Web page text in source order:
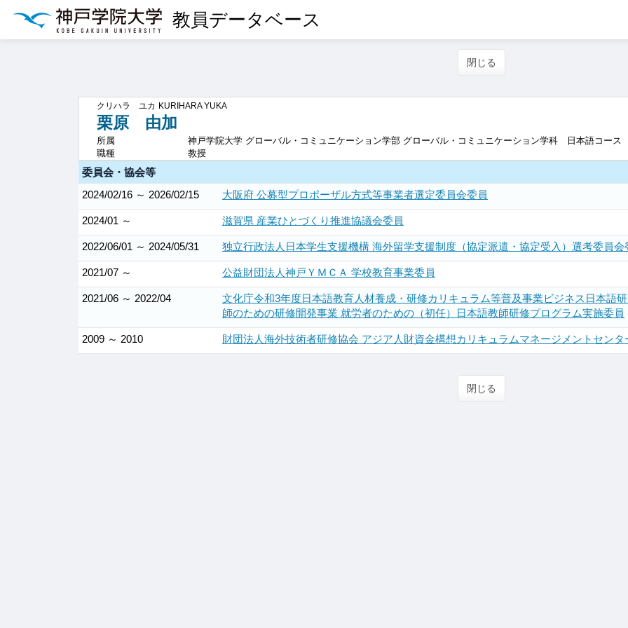
教員データベース
閉じる
クリハラ ユカ KURIHARA YUKA
栗原 由加
所属
神戸学院大学 グローバル・コミュニケーション学部 グローバル・コミュニケーション学科 日本語コース
職種
教授
委員会・協会等
2024/02/16 ～ 2026/02/15
大阪府 公募型プロポーザル方式等事業者選定委員会委員
2024/01 ～ 滋賀県 産業ひとづくり推進協議会委員
2022/06/01 ～ 2024/05/31 独立行政法人日本学生支援機構 海外留学支援制度（協定派遣・協定受入）選考委員会
2021/07 ～ 公益財団法人神戸ＹＭＣＡ 学校教育事業委員
2021/06 ～ 2022/04
文化庁令和3年度日本語教育人材養成・研修カリキュラム等普及事業ビジネス日本語
師のための研修開発事業 就労者のための（初任）日本語教師研修プログラム実施委員
2009 ～ 2010 財団法人海外技術者研修協会 アジア人財資金構想カリキュラムマネージメントセンタ
閉じる